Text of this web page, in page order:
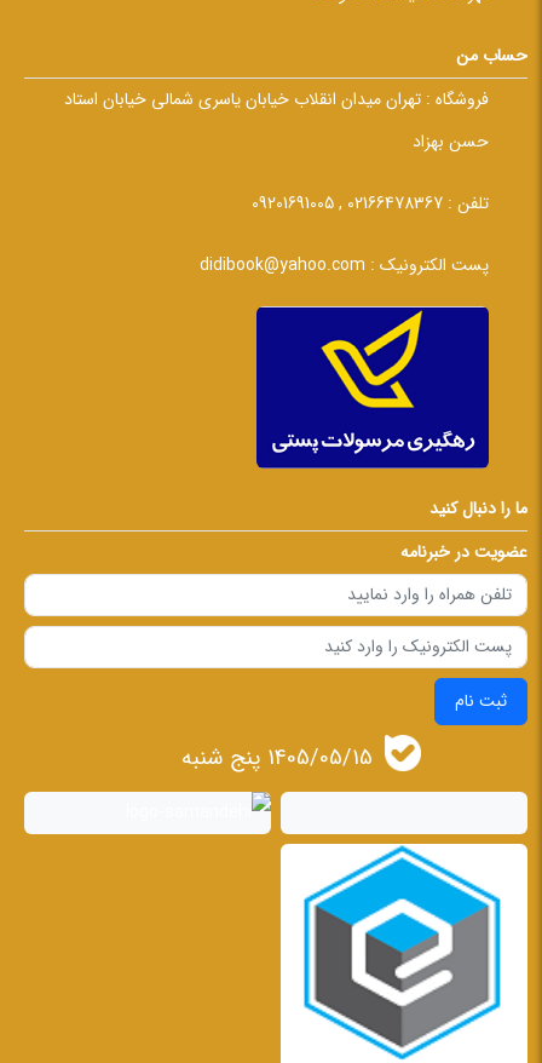
حساب من
فروشگاه : تهران میدان انقلاب خیابان یاسری شمالی خیابان استاد
حسن بهزاد
تلفن : 02166478367 , 09201691005
پست الکترونیک : didibook@yahoo.com
ما را دنبال کنید
عضویت در خبرنامه
ثبت نام
1405/05/15 پنج شنبه